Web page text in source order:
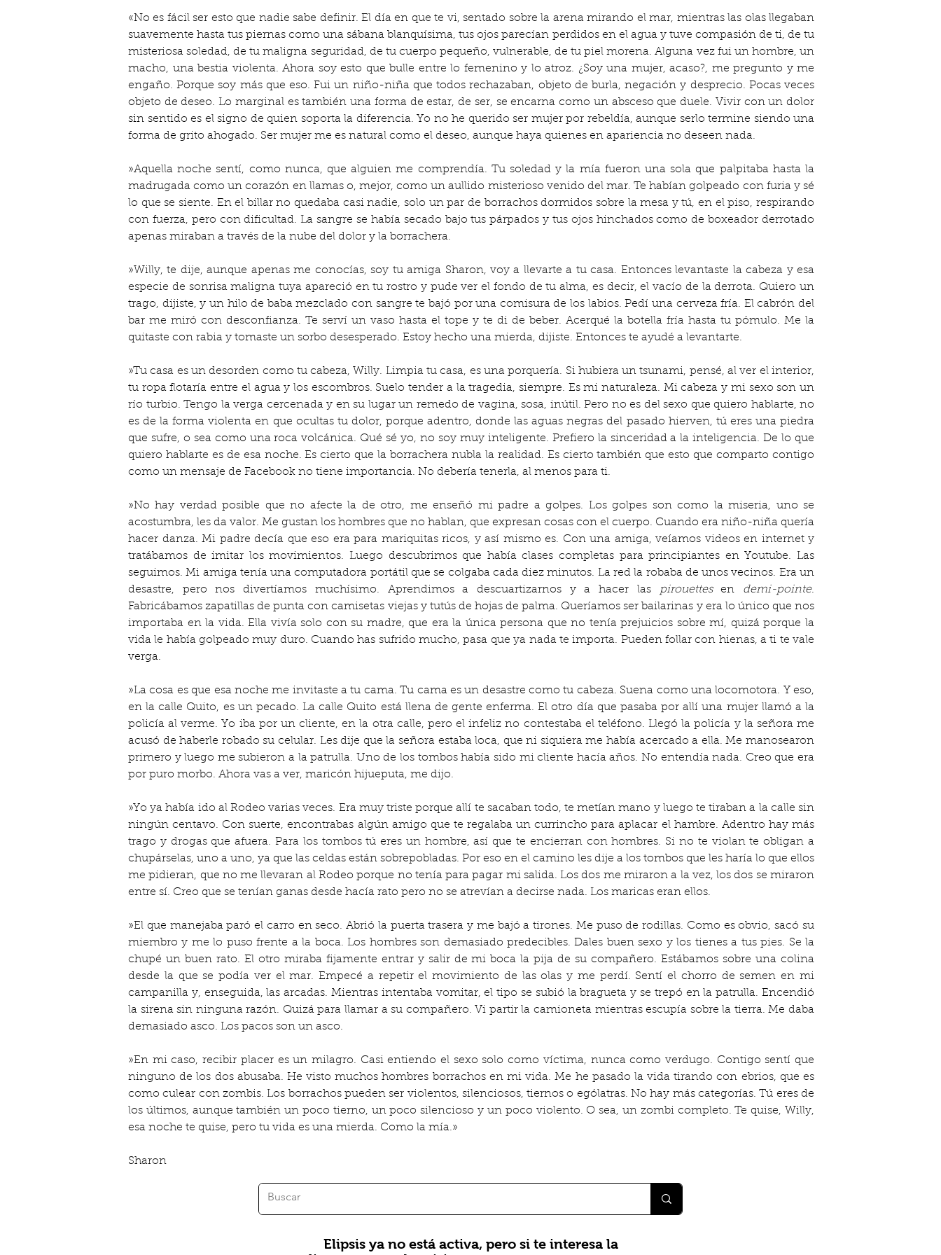
«No es fácil ser esto que nadie sabe definir. El día en que te vi, sentado sobre la arena mirando el mar, mientras las olas llegaban
suavemente hasta tus piernas como una sábana blanquísima, tus ojos parecían perdidos en el agua y tuve compasión de ti, de tu
misteriosa soledad, de tu maligna seguridad, de tu cuerpo pequeño, vulnerable, de tu piel morena. Alguna vez fui un hombre, un
macho, una bestia violenta. Ahora soy esto que bulle entre lo femenino y lo atroz. ¿Soy una mujer, acaso?, me pregunto y me
engaño. Porque soy más que eso. Fui un niño-niña que todos rechazaban, objeto de burla, negación y desprecio. Pocas veces
objeto de deseo. Lo marginal es también una forma de estar, de ser, se encarna como un absceso que duele. Vivir con un dolor
sin sentido es el signo de quien soporta la diferencia. Yo no he querido ser mujer por rebeldía, aunque serlo termine siendo una
forma de grito ahogado. Ser mujer me es natural como el deseo, aunque haya quienes en apariencia no deseen nada.
»Aquella noche sentí, como nunca, que alguien me comprendía. Tu soledad y la mía fueron una sola que palpitaba hasta la
madrugada como un corazón en llamas o, mejor, como un aullido misterioso venido del mar. Te habían golpeado con furia y sé
lo que se siente. En el billar no quedaba casi nadie, solo un par de borrachos dormidos sobre la mesa y tú, en el piso, respirando
con fuerza, pero con dificultad. La sangre se había secado bajo tus párpados y tus ojos hinchados como de boxeador derrotado
apenas miraban a través de la nube del dolor y la borrachera.
»Willy, te dije, aunque apenas me conocías, soy tu amiga Sharon, voy a llevarte a tu casa. Entonces levantaste la cabeza y esa
especie de sonrisa maligna tuya apareció en tu rostro y pude ver el fondo de tu alma, es decir, el vacío de la derrota. Quiero un
trago, dijiste, y un hilo de baba mezclado con sangre te bajó por una comisura de los labios. Pedí una cerveza fría. El cabrón del
bar me miró con desconfianza. Te serví un vaso hasta el tope y te di de beber. Acerqué la botella fría hasta tu pómulo. Me la
quitaste con rabia y tomaste un sorbo desesperado. Estoy hecho una mierda, dijiste. Entonces te ayudé a levantarte.
»Tu casa es un desorden como tu cabeza, Willy. Limpia tu casa, es una porquería. Si hubiera un tsunami, pensé, al ver el interior,
tu ropa flotaría entre el agua y los escombros. Suelo tender a la tragedia, siempre. Es mi naturaleza. Mi cabeza y mi sexo son un
río turbio. Tengo la verga cercenada y en su lugar un remedo de vagina, sosa, inútil. Pero no es del sexo que quiero hablarte, no
es de la forma violenta en que ocultas tu dolor, porque adentro, donde las aguas negras del pasado hierven, tú eres una piedra
que sufre, o sea como una roca volcánica. Qué sé yo, no soy muy inteligente. Prefiero la sinceridad a la inteligencia. De lo que
quiero hablarte es de esa noche. Es cierto que la borrachera nubla la realidad. Es cierto también que esto que comparto contigo
como un mensaje de Facebook no tiene importancia. No debería tenerla, al menos para ti.
»No hay verdad posible que no afecte la de otro, me enseñó mi padre a golpes. Los golpes son como la miseria, uno se
acostumbra, les da valor. Me gustan los hombres que no hablan, que expresan cosas con el cuerpo. Cuando era niño-niña quería
hacer danza. Mi padre decía que eso era para mariquitas ricos, y así mismo es. Con una amiga, veíamos videos en internet y
tratábamos de imitar los movimientos. Luego descubrimos que había clases completas para principiantes en Youtube. Las
seguimos. Mi amiga tenía una computadora portátil que se colgaba cada diez minutos. La red la robaba de unos vecinos. Era un
desastre, pero nos divertíamos muchísimo. Aprendimos a descuartizarnos y a hacer las pirouettes en demi-pointe.
Fabricábamos zapatillas de punta con camisetas viejas y tutús de hojas de palma. Queríamos ser bailarinas y era lo único que nos
importaba en la vida. Ella vivía solo con su madre, que era la única persona que no tenía prejuicios sobre mí, quizá porque la
vida le había golpeado muy duro. Cuando has sufrido mucho, pasa que ya nada te importa. Pueden follar con hienas, a ti te vale
verga.
»La cosa es que esa noche me invitaste a tu cama. Tu cama es un desastre como tu cabeza. Suena como una locomotora. Y eso,
en la calle Quito, es un pecado. La calle Quito está llena de gente enferma. El otro día que pasaba por allí una mujer llamó a la
policía al verme. Yo iba por un cliente, en la otra calle, pero el infeliz no contestaba el teléfono. Llegó la policía y la señora me
acusó de haberle robado su celular. Les dije que la señora estaba loca, que ni siquiera me había acercado a ella. Me manosearon
primero y luego me subieron a la patrulla. Uno de los tombos había sido mi cliente hacía años. No entendía nada. Creo que era
por puro morbo. Ahora vas a ver, maricón hijueputa, me dijo.
»Yo ya había ido al Rodeo varias veces. Era muy triste porque allí te sacaban todo, te metían mano y luego te tiraban a la calle sin
ningún centavo. Con suerte, encontrabas algún amigo que te regalaba un currincho para aplacar el hambre. Adentro hay más
trago y drogas que afuera. Para los tombos tú eres un hombre, así que te encierran con hombres. Si no te violan te obligan a
chupárselas, uno a uno, ya que las celdas están sobrepobladas. Por eso en el camino les dije a los tombos que les haría lo que ellos
me pidieran, que no me llevaran al Rodeo porque no tenía para pagar mi salida. Los dos me miraron a la vez, los dos se miraron
entre sí. Creo que se tenían ganas desde hacía rato pero no se atrevían a decirse nada. Los maricas eran ellos.
»El que manejaba paró el carro en seco. Abrió la puerta trasera y me bajó a tirones. Me puso de rodillas. Como es obvio, sacó su
miembro y me lo puso frente a la boca. Los hombres son demasiado predecibles. Dales buen sexo y los tienes a tus pies. Se la
chupé un buen rato. El otro miraba fijamente entrar y salir de mi boca la pija de su compañero. Estábamos sobre una colina
desde la que se podía ver el mar. Empecé a repetir el movimiento de las olas y me perdí. Sentí el chorro de semen en mi
campanilla y, enseguida, las arcadas. Mientras intentaba vomitar, el tipo se subió la bragueta y se trepó en la patrulla. Encendió
la sirena sin ninguna razón. Quizá para llamar a su compañero. Vi partir la camioneta mientras escupía sobre la tierra. Me daba
demasiado asco. Los pacos son un asco.
»En mi caso, recibir placer es un milagro. Casi entiendo el sexo solo como víctima, nunca como verdugo. Contigo sentí que
ninguno de los dos abusaba. He visto muchos hombres borrachos en mi vida. Me he pasado la vida tirando con ebrios, que es
como culear con zombis. Los borrachos pueden ser violentos, silenciosos, tiernos o ególatras. No hay más categorías. Tú eres de
los últimos, aunque también un poco tierno, un poco silencioso y un poco violento. O sea, un zombi completo. Te quise, Willy,
esa noche te quise, pero tu vida es una mierda. Como la mía.»
Sharon
Elipsis ya no está activa, pero si te interesa la